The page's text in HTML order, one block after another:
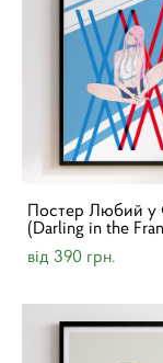
Постер Любий у
(Darling in the
від 390 грн.